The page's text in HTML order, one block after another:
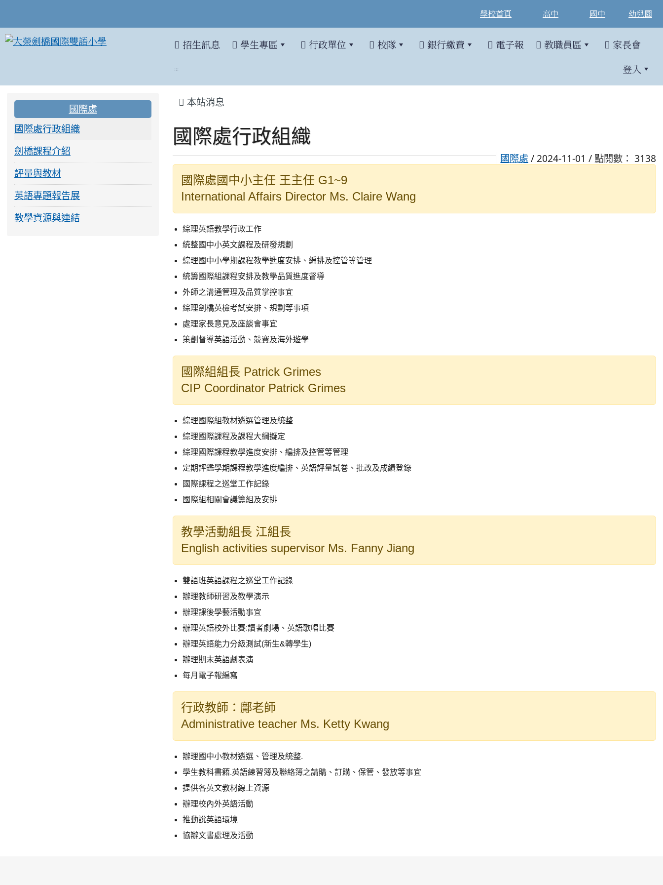
學校首頁 高中 國中 幼兒園
招生訊息 學生專區 行政單位 校隊 銀行繳費 電子報 教職員區 家長會
::: 登入
本站消息
國際處行政組織
國際處 / 2024-11-01 / 點閱數： 3138
國際處國中小主任 王主任 G1~9
International Affairs Director Ms. Claire Wang
綜理英語教學行政工作
統整國中小英文課程及研發規劃
綜理國中小學期課程教學進度安排、編排及控管等管理
統籌國際組課程安排及教學品質進度督導
外師之溝通管理及品質掌控事宜
綜理劍橋英檢考試安排、規劃等事項
處理家長意見及座談會事宜
策劃督導英語活動、競賽及海外遊學
國際組組長 Patrick Grimes
CIP Coordinator Patrick Grimes
綜理國際組教材遴選管理及統整
綜理國際課程及課程大綱擬定
綜理國際課程教學進度安排、編排及控管等管理
定期評鑑學期課程教學進度編排、英語評量試巻、批改及成績登錄
國際課程之巡堂工作記錄
國際組相關會議籌組及安排
教學活動組長 江組長
English activities supervisor Ms. Fanny Jiang
雙語班英語課程之巡堂工作記錄
辦理教師研習及教學演示
辦理課後學藝活動事宜
辦理英語校外比賽:讀者劇場、英語歌唱比賽
辦理英語能力分級測試(新生&轉學生)
辦理期末英語劇表演
每月電子報編寫
行政教師：鄺老師
Administrative teacher Ms. Ketty Kwang
辦理國中小教材遴選、管理及統整.
學生教科書籍.英語練習簿及聯絡簿之請購、訂購、保管、發放等事宜
提供各英文教材線上資源
辦理校內外英語活動
推動說英語環境
協辦文書處理及活動
國際處
國際處行政組織
劍橋課程介紹
評量與教材
英語專題報告展
教學資源與連結